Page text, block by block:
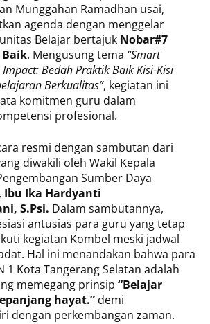
Munggahan Ramadhan usai,
agenda dengan menggelar
Belajar bertajuk Nobar#7
. Mengusung tema “Smart
Impact: Bedah Praktik Baik Kisi-Kisi
Berkualitas”, kegiatan ini
komitmen guru dalam
profesional.
resmi dengan sambutan dari
diwakili oleh Wakil Kepala
Sumber Daya
Ibu Ika Hardyanti
S.Psi. Dalam sambutannya,
antusias para guru yang tetap
kegiatan Kombel meski jadwal
Hal ini menandakan bahwa para
1 Kota Tangerang Selatan adalah
memegang prinsip “Belajar
hayat.” demi
dengan perkembangan zaman.